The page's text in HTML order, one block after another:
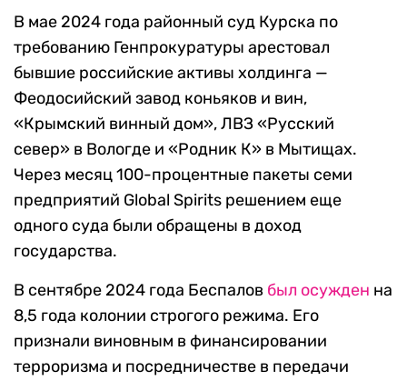
В мае 2024 года районный суд Курска по
требованию Генпрокуратуры арестовал
бывшие российские активы холдинга —
Феодосийский завод коньяков и вин,
«Крымский винный дом», ЛВЗ «Русский
север» в Вологде и «Родник К» в Мытищах.
Через месяц 100-процентные пакеты семи
предприятий Global Spirits решением еще
одного суда были обращены в доход
государства.
В сентябре 2024 года Беспалов был осужден на
8,5 года колонии строгого режима. Его
признали виновным в финансировании
терроризма и посредничестве в передачи